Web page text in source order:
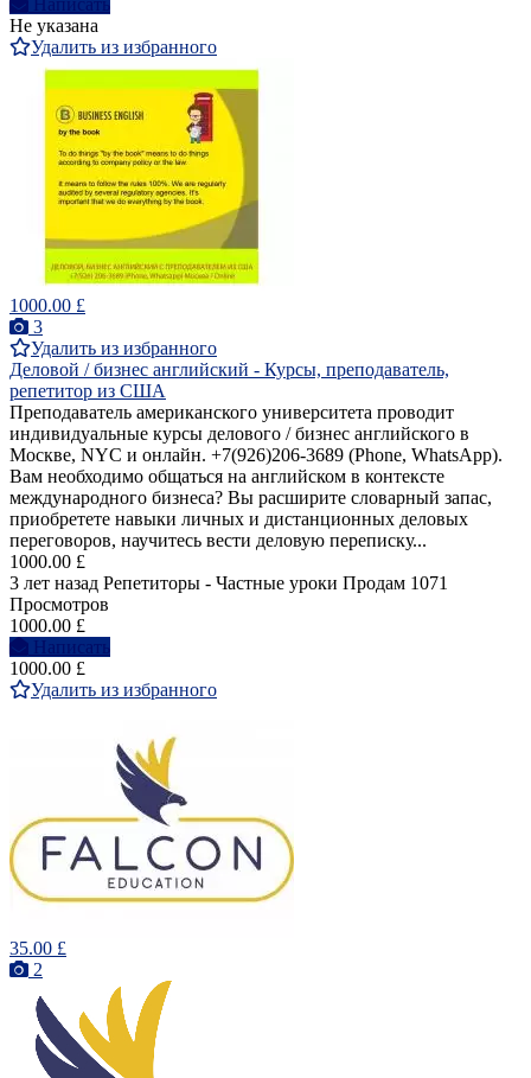
Написать
Не указана
Удалить из избранного
1000.00 £
3
Удалить из избранного
Деловой / бизнес английский - Курсы, преподаватель,
репетитор из США
Преподаватель американского университета проводит
индивидуальные курсы делового / бизнес английского в
Москве, NYC и онлайн. +7(926)206-3689 (Phone, WhatsApp).
Вам необходимо общаться на английском в контексте
международного бизнеса? Вы расширите словарный запас,
приобретете навыки личных и дистанционных деловых
переговоров, научитесь вести деловую переписку...
1000.00 £
3 лет назад Репетиторы - Частные уроки Продам 1071
Просмотров
1000.00 £
Написать
1000.00 £
Удалить из избранного
35.00 £
2